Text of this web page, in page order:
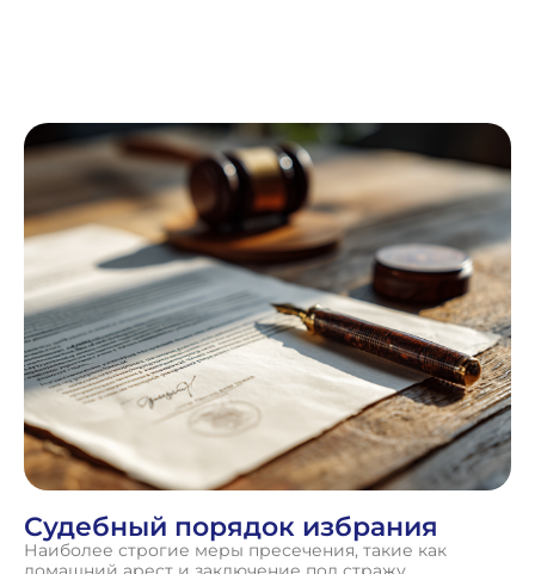
Судебный порядок избрания
Наиболее строгие меры пресечения, такие как